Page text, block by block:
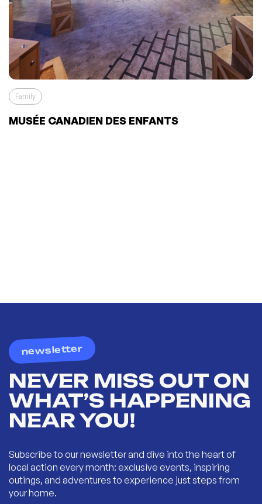
Family
MUSÉE CANADIEN DES ENFANTS
newsletter
NEVER MISS OUT ON
WHAT’S HAPPENING
NEAR YOU!
Subscribe to our newsletter and dive into the heart of
local action every month: exclusive events, inspiring
outings, and adventures to experience just steps from
your home.